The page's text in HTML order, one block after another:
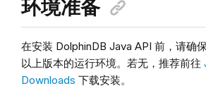
环境准备
在安装 DolphinDB Java API 前，请确
以上版本的运行环境。若无，推荐前往
Downloads 下载安装。